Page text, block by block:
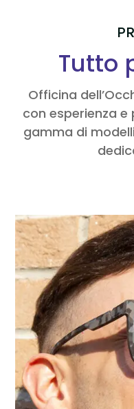
Tutto
Officina
con esperienza
gamma di